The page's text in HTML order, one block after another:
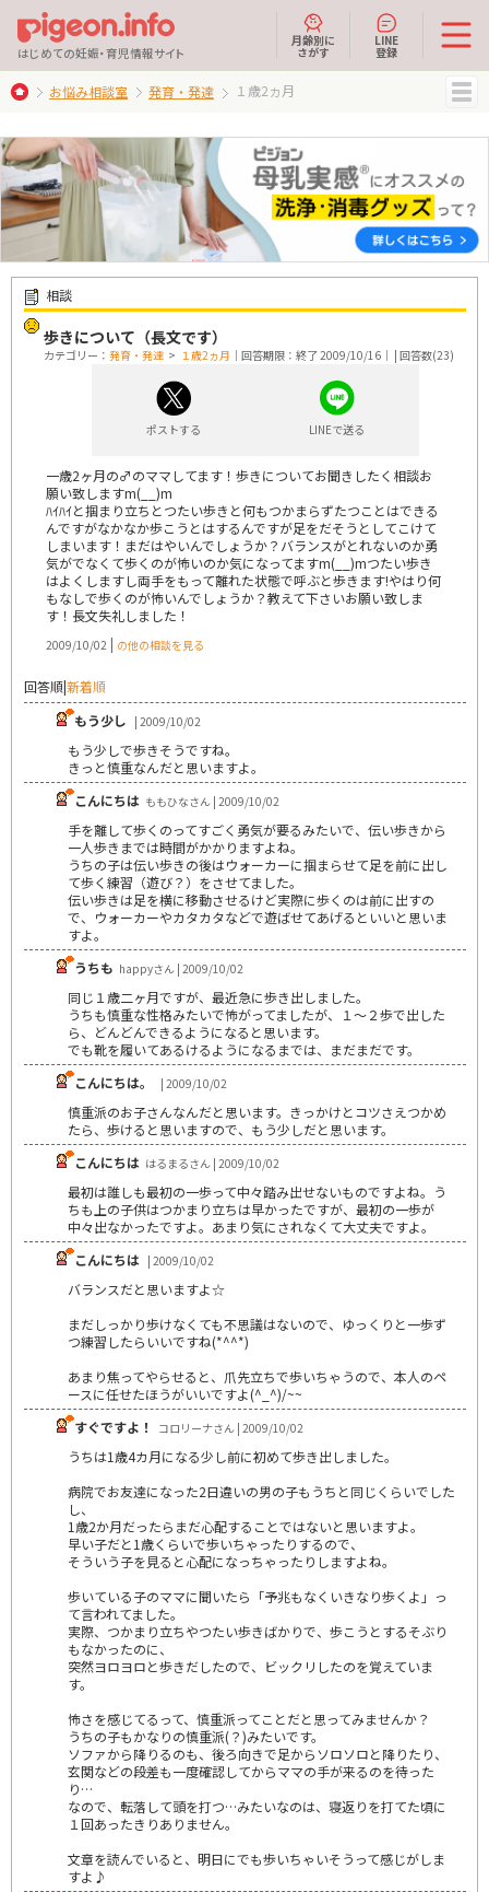
はじめての妊娠・育児情報サイト
月齢別に
さがす
LINE
登録
お悩み相談室 発育・発達 １歳2ヵ月
相談
歩きについて（長文です）
カテゴリー： 発育・発達 > １歳2ヵ月 ｜回答期限：終了 2009/10/16｜ | 回答数(23)
ポストする LINEで送る
一歳2ヶ月の♂のママしてます！歩きについてお聞きしたく相談お
願い致しますm(__)m
ﾊｲﾊｲと掴まり立ちとつたい歩きと何もつかまらずたつことはできる
んですがなかなか歩こうとはするんですが足をだそうとしてこけて
しまいます！まだはやいんでしょうか？バランスがとれないのか勇
気がでなくて歩くのが怖いのか気になってますm(__)mつたい歩き
はよくしますし両手をもって離れた状態で呼ぶと歩きます!やはり何
もなしで歩くのが怖いんでしょうか？教えて下さいお願い致しま
す！長文失礼しました！
2009/10/02 | の他の相談を見る
回答順|新着順
もう少し | 2009/10/02
もう少しで歩きそうですね。
きっと慎重なんだと思いますよ。
こんにちは ももひなさん | 2009/10/02
手を離して歩くのってすごく勇気が要るみたいで、伝い歩きから
一人歩きまでは時間がかかりますよね。
うちの子は伝い歩きの後はウォーカーに掴まらせて足を前に出し
て歩く練習（遊び？）をさせてました。
伝い歩きは足を横に移動させるけど実際に歩くのは前に出すの
で、ウォーカーやカタカタなどで遊ばせてあげるといいと思いま
すよ。
うちも happyさん | 2009/10/02
同じ１歳二ヶ月ですが、最近急に歩き出しました。
うちも慎重な性格みたいで怖がってましたが、１～２歩で出した
ら、どんどんできるようになると思います。
でも靴を履いてあるけるようになるまでは、まだまだです。
こんにちは。
| 2009/10/02
慎重派のお子さんなんだと思います。きっかけとコツさえつかめ
たら、歩けると思いますので、もう少しだと思います。
こんにちは はるまるさん | 2009/10/02
最初は誰しも最初の一歩って中々踏み出せないものですよね。う
ちも上の子供はつかまり立ちは早かったですが、最初の一歩が
中々出なかったですよ。あまり気にされなくて大丈夫ですよ。
こんにちは | 2009/10/02
バランスだと思いますよ☆
まだしっかり歩けなくても不思議はないので、ゆっくりと一歩ず
つ練習したらいいですね(*^^*)
あまり焦ってやらせると、爪先立ちで歩いちゃうので、本人のペ
ースに任せたほうがいいですよ(^_^)/~~
すぐですよ！
コロリーナさん | 2009/10/02
うちは1歳4カ月になる少し前に初めて歩き出しました。
病院でお友達になった2日違いの男の子もうちと同じくらいでした
し、
1歳2か月だったらまだ心配することではないと思いますよ。
早い子だと1歳くらいで歩いちゃったりするので、
そういう子を見ると心配になっちゃったりしますよね。
歩いている子のママに聞いたら「予兆もなくいきなり歩くよ」っ
て言われてました。
実際、つかまり立ちやつたい歩きばかりで、歩こうとするそぶり
もなかったのに、
突然ヨロヨロと歩きだしたので、ビックリしたのを覚えていま
す。
怖さを感じてるって、慎重派ってことだと思ってみませんか？
うちの子もかなりの慎重派(？)みたいです。
ソファから降りるのも、後ろ向きで足からソロソロと降りたり、
玄関などの段差も一度確認してからママの手が来るのを待った
り…
なので、転落して頭を打つ…みたいなのは、寝返りを打てた頃に
１回あったきりありません。
文章を読んでいると、明日にでも歩いちゃいそうって感じがしま
すよ♪